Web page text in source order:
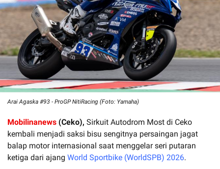
Arai Agaska #93 - ProGP NitiRacing (Foto: Yamaha)
Mobilinanews (Ceko), Sirkuit Autodrom Most di Ceko
kembali menjadi saksi bisu sengitnya persaingan jagat
balap motor internasional saat menggelar seri putaran
ketiga dari ajang World Sportbike (WorldSPB) 2026.